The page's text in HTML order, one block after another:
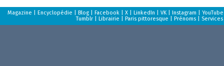
Magazine |Encyclopédie |Blog |Facebook |X |LinkedIn |VK |Instagram |YouTube
Tumblr |Librairie |Paris pittoresque |Prénoms Services